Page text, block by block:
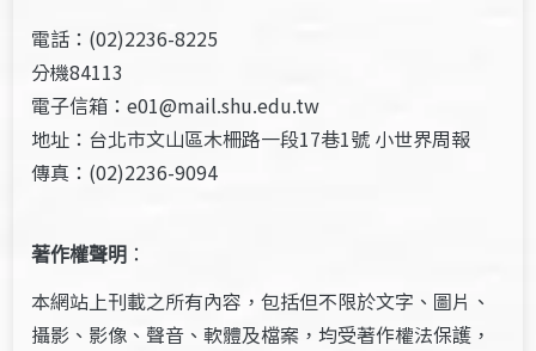
電話：(02)2236-8225
分機84113
電子信箱：e01@mail.shu.edu.tw
地址：台北市文山區木柵路一段17巷1號 小世界周報
傳真：(02)2236-9094
著作權聲明 ：
本網站上刊載之所有內容，包括但不限於文字、圖片、
攝影、影像、聲音、軟體及檔案，均受著作權法保護，